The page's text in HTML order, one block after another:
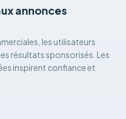
annonces
les utilisateurs
résultats sponsorisés. Les
inspirent confiance et